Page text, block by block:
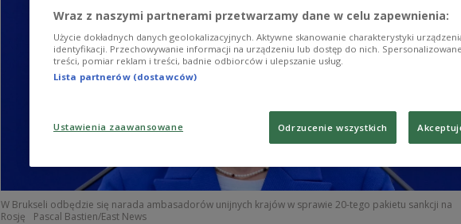
W Brukseli odbędzie się narada ambasadorów unijnych krajów w sprawie 20-tego pakietu sankcji na
Rosję
Pascal Bastien/East News
Wraz z naszymi partnerami przetwarzamy dane w celu zapewnienia:
Użycie dokładnych danych geolokalizacyjnych. Aktywne skanowanie charakterystyki
identyfikacji. Przechowywanie informacji na urządzeniu lub dostęp do nich.
treści, pomiar reklam i treści, badnie odbiorców i ulepszanie usług.
Lista partnerów (dostawców)
Ustawienia zaawansowane Odrzucenie wszystkich